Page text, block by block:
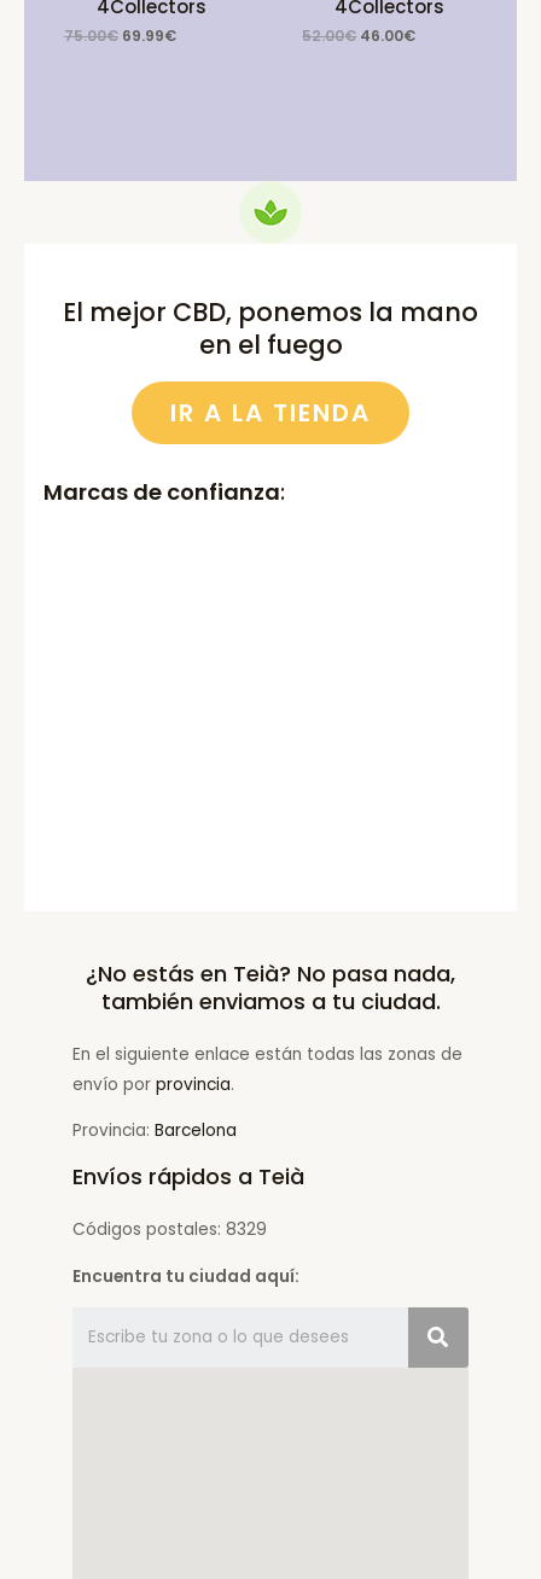
4Collectors
75.00€ Original
69.99€Current
4Collectors
52.00€ Original
46.00€Current
El mejor CBD, ponemos la mano
en el fuego
IR A LA TIENDA
Marcas de confianza:
¿No estás en Teià? No pasa nada,
también enviamos a tu ciudad.
En el siguiente enlace están todas las zonas de
envío por provincia.
Provincia: Barcelona
Envíos rápidos a Teià
Códigos postales: 8329
Encuentra tu ciudad aquí: